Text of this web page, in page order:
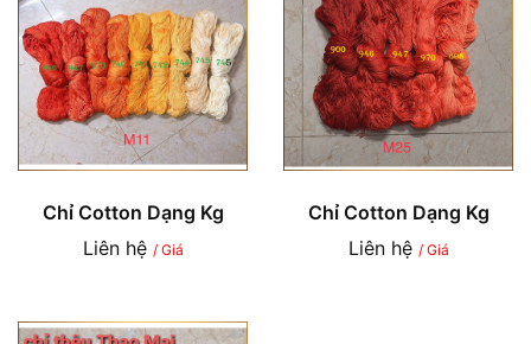
Chỉ Cotton Dạng Kg
Liên hệ / Giá
Chỉ Cotton Dạng Kg
Liên hệ / Giá